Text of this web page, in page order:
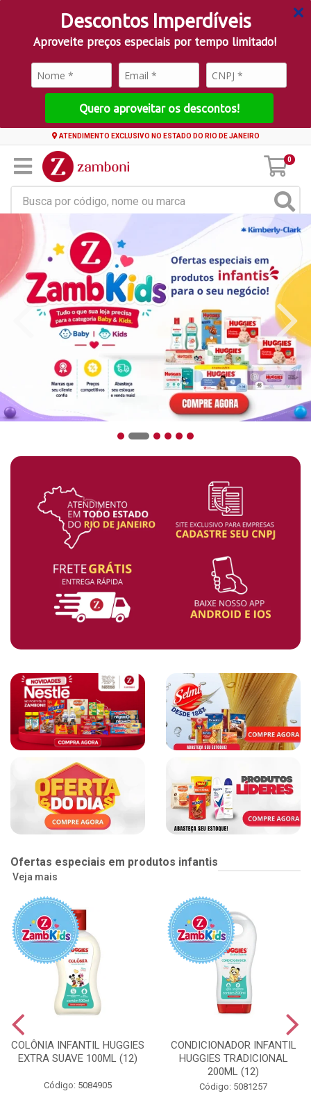
Descontos Imperdíveis
Aproveite preços especiais por tempo limitado!
Quero aproveitar os descontos!
ATENDIMENTO EXCLUSIVO NO ESTADO DO RIO DE JANEIRO
0
Ofertas especiais em produtos infantis
Veja mais
COLÔNIA INFANTIL HUGGIES
EXTRA SUAVE 100ML (12)
Código: 5084905
CONDICIONADOR INFANTIL
HUGGIES TRADICIONAL
200ML (12)
Código: 5081257